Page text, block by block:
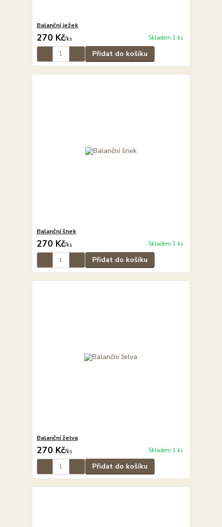
Balanční ježek
270 Kč/ks Skladem 1 ks
Přidat do košíku
Balanční šnek
270 Kč/ks Skladem 1 ks
Přidat do košíku
Balanční želva
270 Kč/ks Skladem 1 ks
Přidat do košíku